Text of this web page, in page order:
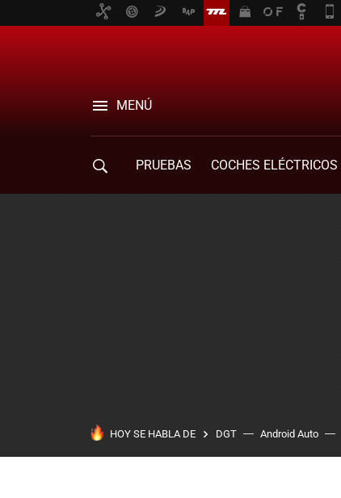
MENÚ
PRUEBAS COCHES ELÉCTRICOS
HOY SE HABLA DE DGT Android Auto